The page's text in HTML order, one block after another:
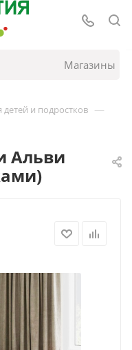
Магазины
детей и подростков —
Альви